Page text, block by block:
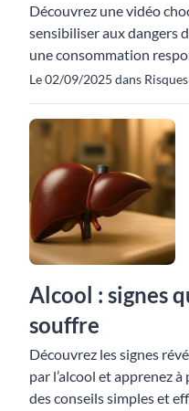
Découvrez une vidéo
sensibiliser aux dangers
une consommation
Le 02/09/2025 dans
Alcool : signes
souffre
Découvrez les signes
par l’alcool et apprenez
des conseils simples et